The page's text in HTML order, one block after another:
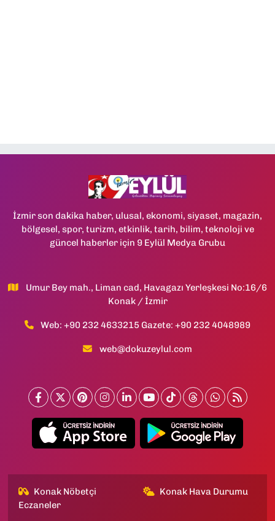
İzmir son dakika haber, ulusal, ekonomi, siyaset, magazin,
bölgesel, spor, turizm, etkinlik, tarih, bilim, teknoloji ve
güncel haberler için 9 Eylül Medya Grubu
Umur Bey mah., Liman cad, Havagazı Yerleşkesi No:16/6
Konak / İzmir
Web: +90 232 4633215 Gazete: +90 232 4048989
web@dokuzeylul.com
Konak Nöbetçi
Eczaneler
Konak Hava Durumu